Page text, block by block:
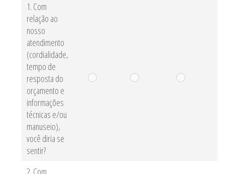
1. Com
relação ao
nosso
atendimento
(cordialidade,
tempo de
resposta do
orçamento e
informações
técnicas e/ou
manuseio),
você diria se
sentir?